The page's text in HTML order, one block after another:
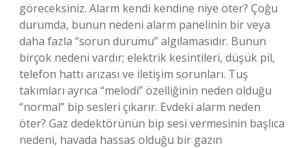
göreceksiniz. Alarm kendi kendine niye öter? Çoğu
durumda, bunun nedeni alarm panelinin bir veya
daha fazla “sorun durumu” algılamasıdır. Bunun
birçok nedeni vardır; elektrik kesintileri, düşük pil,
telefon hattı arızası ve iletişim sorunları. Tuş
takımları ayrıca “melodi” özelliğinin neden olduğu
“normal” bip sesleri çıkarır. Evdeki alarm neden
öter? Gaz dedektörünün bip sesi vermesinin başlıca
nedeni, havada hassas olduğu bir gazın